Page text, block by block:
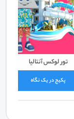
تور لوکس آنتالیا
پکیج در یک نگاه